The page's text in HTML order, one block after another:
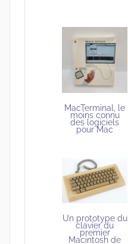
MacTerminal, le
moins connu
des logiciels
pour Mac
Un prototype du
clavier du
premier
Macintosh de